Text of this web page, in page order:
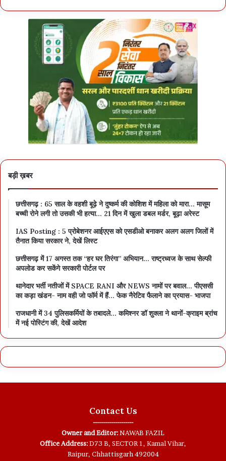
बड़ी ख़बर
छत्तीसगढ़ : 65 साल के वहशी बूढ़े ने दुष्कर्म की कोशिश में महिला को मारा… मासूम
बच्ची रोने लगी तो उसकी भी हत्या… 21 दिन में खुला डबल मर्डर, बूढ़ा अरेस्ट
IAS Posting : 5 प्रोबेशनर आईएएस को एसडीओ बनाकर अलग अलग जिलों में
तैनात किया सरकार ने, देखें लिस्ट
छत्तीसगढ़ में 17 अगस्त तक “हर घर तिरंगा” अभियान… राष्ट्रध्वज के साथ सेल्फी
अपलोड कर सकेंगे सरकारी पोर्टल पर
थानेदार भर्ती नतीजों में SPACE RANI और NEWS नामों पर बवाल… पीएससी
का कड़ा खंडन- नाम वही जो फॉर्म में हैं… फेक नैरेटिव फैलाने का प्रयास- भाजपा
राजधानी में 34 पुलिसकर्मियों के तबादले… कमिश्नर डॉ शुक्ला ने थानों-क्राइम ब्रांच
में नई पोस्टिंग की, देखें आदेश
Contact Us
--------------------
Owner and Editor:NAWAB FAZIL
Office Address:D73 B, SECTOR 1, Kamal Vihar,
Raipur, Chhattisgarh 492004